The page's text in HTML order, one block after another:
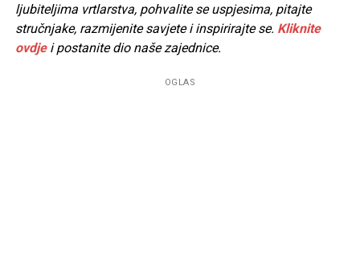
ljubiteljima vrtlarstva, pohvalite se uspjesima, pitajte
stručnjake, razmijenite savjete i inspirirajte se. Kliknite
ovdjei postanite dio naše zajednice.
OGLAS